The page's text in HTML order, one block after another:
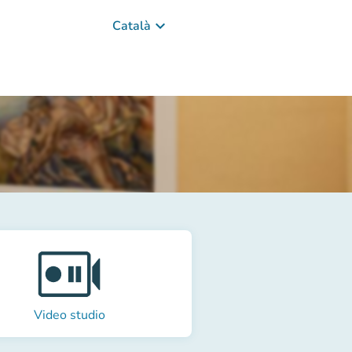
Català keyboard_arrow_down
Video studio